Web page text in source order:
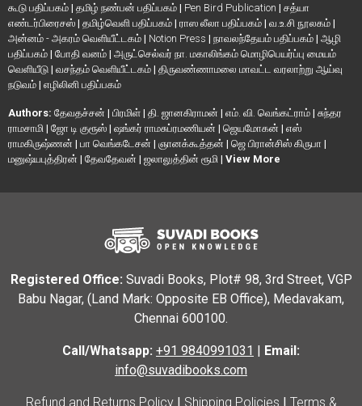
கூடு பதிப்பகம் | தமிழ் நண்பன் பதிப்பகம் | Pen Bird Publication | சத்யா
எண்டர்பிரைசஸ் | தமிழ்வெளி பதிப்பகம் | ராஸ லீலா பதிப்பகம் | வ.உ.சி நூலகம் |
அன்னம் - அகரம் வெளியீட்டகம் | Notion Press | நாவலந்தேயம் பதிப்பகம் | ஆழி
பதிப்பகம் | போதி வனம் | அருட்செல்வர் நா. மகாலிங்கம் மொழிபெயர்ப்பு மையம்
வெளியீடு | வசந்தம் வெளியீட்டகம் | திருவண்ணாமலை மாவட்ட வரலாற்று ஆய்வு
நடுவம் | எழிலினி பதிப்பகம்
Authors: தேவதச்சன் | பிரமிள் | தி. ஜானகிராமன் | எம். வி. வெங்கட்ராம் | சுந்தர
ராமசாமி | ஜோ டி குரூஸ் | ஷங்கர் ராமசுப்ரமணியன் | ஜெயமோகன் | எஸ்
ராமகிருஷ்ணன் | பா வெங்கடேசன் | ஞானக்கூத்தன் | ஜெ பிரான்சிஸ் கிருபா |
மனுஷ்யபுத்திரன் | தேவதேவன் | ஜலாலுத்தின் ரூமி | View More
Registered Office: Suvadi Books, Plot# 98, 3rd Street, VGP
Babu Nagar, (Land Mark: Opposite EB Office), Medavakam,
Chennai 600100.
Call/Whatsapp: +91 9840991031 | Email:
info@suvadibooks.com
Refund and Returns Policy| Shipping Policies | Terms &